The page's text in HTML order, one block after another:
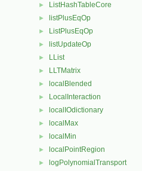
► ListHashTableCore
► listPlusEqOp
► ListPlusEqOp
► listUpdateOp
► LList
► LLTMatrix
► localBlended
► LocalInteraction
► localIOdictionary
► localMax
► localMin
► localPointRegion
► logPolynomialTransport